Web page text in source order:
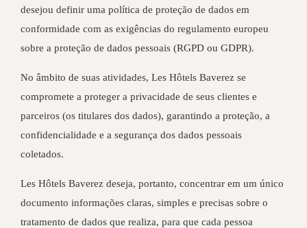
desejou definir uma política de proteção de dados em
conformidade com as exigências do regulamento europeu
sobre a proteção de dados pessoais (RGPD ou GDPR).
No âmbito de suas atividades, Les Hôtels Baverez se
compromete a proteger a privacidade de seus clientes e
parceiros (os titulares dos dados), garantindo a proteção, a
confidencialidade e a segurança dos dados pessoais
coletados.
Les Hôtels Baverez deseja, portanto, concentrar em um único
documento informações claras, simples e precisas sobre o
tratamento de dados que realiza, para que cada pessoa